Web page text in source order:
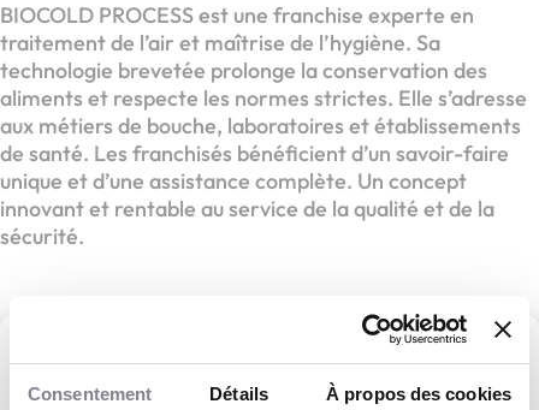
Consentement Détails À propos des cookies
BIOCOLD PROCESS est une franchise experte en
traitement de l’air et maîtrise de l’hygiène. Sa
technologie brevetée prolonge la conservation des
aliments et respecte les normes strictes. Elle s’adresse
aux métiers de bouche, laboratoires et établissements
de santé. Les franchisés bénéficient d’un savoir-faire
unique et d’une assistance complète. Un concept
innovant et rentable au service de la qualité et de la
sécurité.
BIOCOLD PROCESS